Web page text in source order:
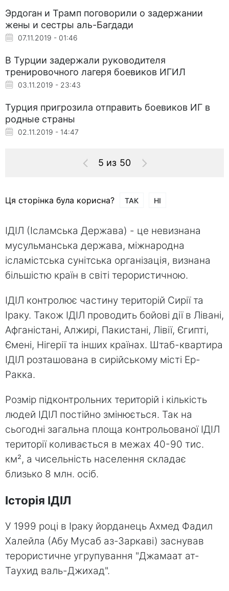
Эрдоган и Трамп поговорили о задержании
жены и сестры аль-Багдади
07.11.2019 - 01:46
В Турции задержали руководителя
тренировочного лагеря боевиков ИГИЛ
03.11.2019 - 23:43
Турция пригрозила отправить боевиков ИГ в
родные страны
02.11.2019 - 14:47
5 из 50
Ця сторінка була корисна? ТАК НІ
ІДІЛ (Ісламська Держава) - це невизнана
мусульманська держава, міжнародна
ісламістська сунітська організація, визнана
більшістю країн в світі терористичною.
ІДІЛ контролює частину територій Сирії та
Іраку. Також ІДІЛ проводить бойові дії в Лівані,
Афганістані, Алжирі, Пакистані, Лівії, Єгипті,
Ємені, Нігерії та інших країнах. Штаб-квартира
ІДІЛ розташована в сирійському місті Ер-
Ракка.
Розмір підконтрольних територій і кількість
людей ІДІЛ постійно змінюється. Так на
сьогодні загальна площа контрольованої ІДІЛ
території коливається в межах 40-90 тис.
км², а чисельність населення складає
близько 8 млн. осіб.
Історія ІДІЛ
У 1999 році в Іраку йорданець Ахмед Фадил
Халейла (Абу Мусаб аз-Заркаві) заснував
терористичне угрупування "Джамаат ат-
Таухид валь-Джихад".